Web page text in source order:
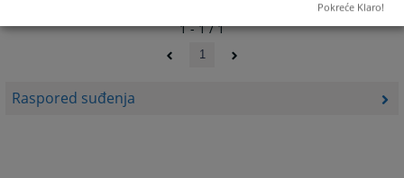
Raspored suđenja
1 - 1 / 1
1
Pokreće Klaro!